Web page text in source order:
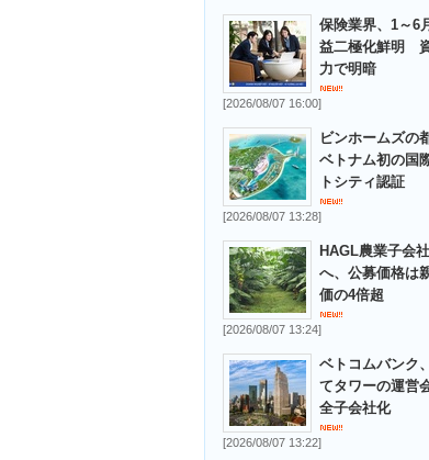
保険業界、1～6
益二極化鮮明
力で明暗
[2026/08/07 16:00]
ビンホームズの
ベトナム初の国
トシティ認証
[2026/08/07 13:28]
HAGL農業子会
へ、公募価格は
価の4倍超
[2026/08/07 13:24]
ベトコムバンク
てタワーの運営
全子会社化
[2026/08/07 13:22]